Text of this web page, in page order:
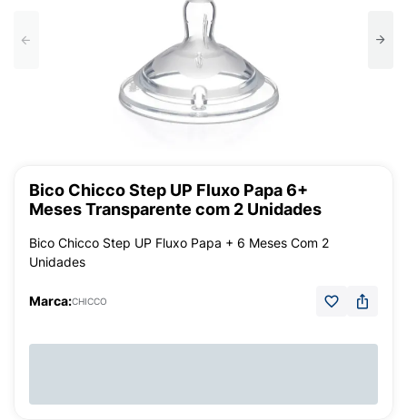
Bico Chicco Step UP Fluxo Papa 6+
Meses Transparente com 2 Unidades
Bico Chicco Step UP Fluxo Papa + 6 Meses Com 2
Unidades
Marca:CHICCO